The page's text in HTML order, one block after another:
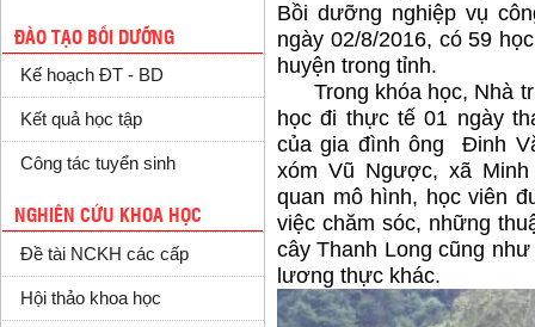
ĐÀO TẠO BỒI DƯỠNG
Kế hoạch ĐT - BD
Kết quả học tập
Công tác tuyển sinh
NGHIÊN CỨU KHOA HỌC
Đề tài NCKH các cấp
Hội thảo khoa học
Bồi dưỡng nghiệp vụ
ngày 02/8/2016, có 59
huyện trong tỉnh.
Trong khóa học, Nhà
học đi thực tế 01 ngày
của gia đình ông Đinh
xóm Vũ Ngược, xã
quan mô hình, học viên
việc chăm sóc, những
cây Thanh Long cũng
lương thực khác.